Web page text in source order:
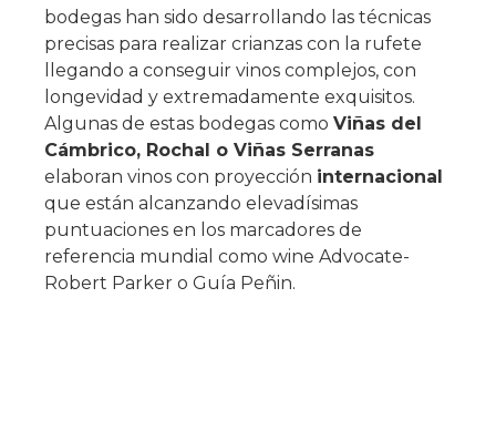
bodegas han sido desarrollando las técnicas
precisas para realizar crianzas con la rufete
llegando a conseguir vinos complejos, con
longevidad y extremadamente exquisitos.
Algunas de estas bodegas como Viñas del
Cámbrico, Rochal o Viñas Serranas
elaboran vinos con proyección internacional
que están alcanzando elevadísimas
puntuaciones en los marcadores de
referencia mundial como wine Advocate-
Robert Parker o Guía Peñin.